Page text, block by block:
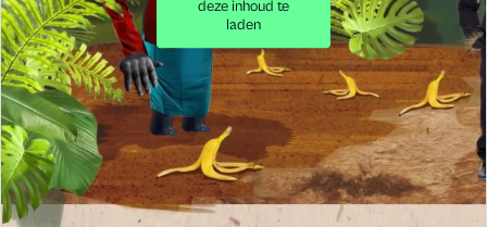
deze inhoud te
laden
belangrijke wijzigingen wat het belangenconflictbetreft.
NautaDutilh
De volgende video in deze videoreeks van NautaDutilh zal
het onderwerp‘Zetelleer’behandelen en is binnenkort te
bekijken opJubel.be.
Opgelet: dit artikel werd gepubliceerd op 13/07/2018 en